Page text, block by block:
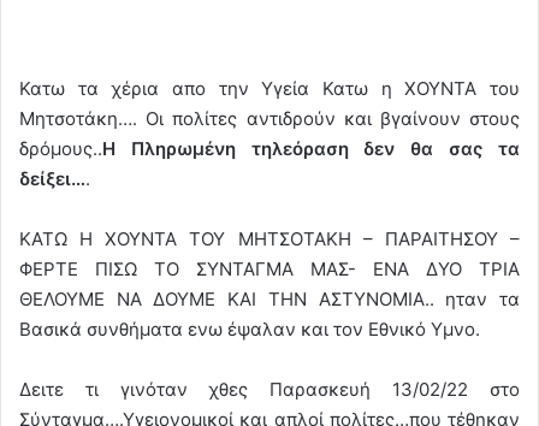
Κατω τα χέρια απο την Υγεία Κατω η ΧΟΥΝΤΑ του
Μητσοτάκη…. Οι πολίτες αντιδρούν και βγαίνουν στους
δρόμους..Η Πληρωμένη τηλεόραση δεν θα σας τα
δείξει….
ΚΑΤΩ Η ΧΟΥΝΤΑ ΤΟΥ ΜΗΤΣΟΤΑΚΗ – ΠΑΡΑΙΤΗΣΟΥ –
ΦΕΡΤΕ ΠΙΣΩ ΤΟ ΣΥΝΤΑΓΜΑ ΜΑΣ- ΕΝΑ ΔΥΟ ΤΡΙΑ
ΘΕΛΟΥΜΕ ΝΑ ΔΟΥΜΕ ΚΑΙ ΤΗΝ ΑΣΤΥΝΟΜΙΑ.. ηταν τα
Βασικά συνθήματα ενω έψαλαν και τον Εθνικό Υμνο.
Δειτε τι γινόταν χθες Παρασκευή 13/02/22 στο
Σύνταγμα….Υγειονομικοί και απλοί πολίτες…που τέθηκαν